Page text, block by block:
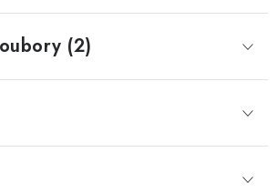
Prodejna PRAHA
RECENZÍ
BATERIÍ A
(2)